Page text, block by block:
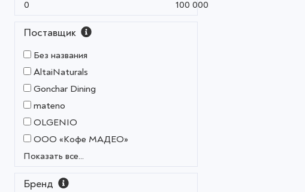
0 100 000
Поставщик
Без названия
AltaiNaturals
Gonchar Dining
mateno
OLGENIO
OOO «Кофе МАДЕО»
Показать все...
Бренд